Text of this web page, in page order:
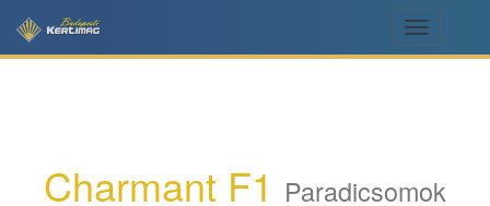
Toggle
navigation
Charmant F1 Paradicsomok